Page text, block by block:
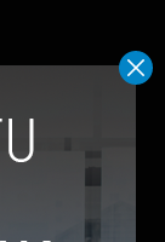
IA
la